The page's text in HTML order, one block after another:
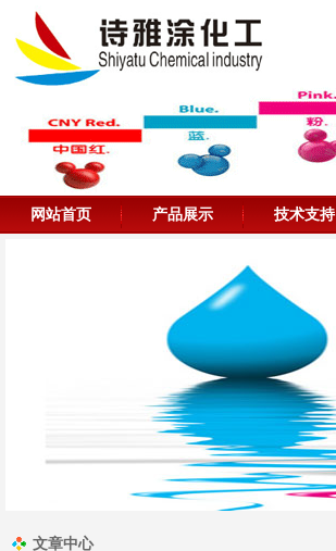
网站首页 产品展示 技术支持
文章中心